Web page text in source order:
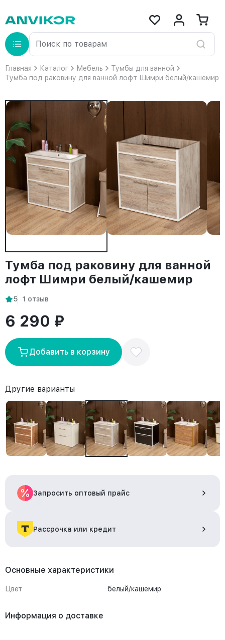
Главная Каталог Мебель
Тумбы для ванной
Тумба под раковину для ванной лофт Шимри белый/кашемир
Тумба под раковину для ванной
лофт Шимри белый/кашемир
5 1 отзыв
6 290 ₽
Добавить в корзину
Другие варианты
Запросить оптовый прайс
Рассрочка или кредит
Основные характеристики
Цвет белый/кашемир
Информация о доставке